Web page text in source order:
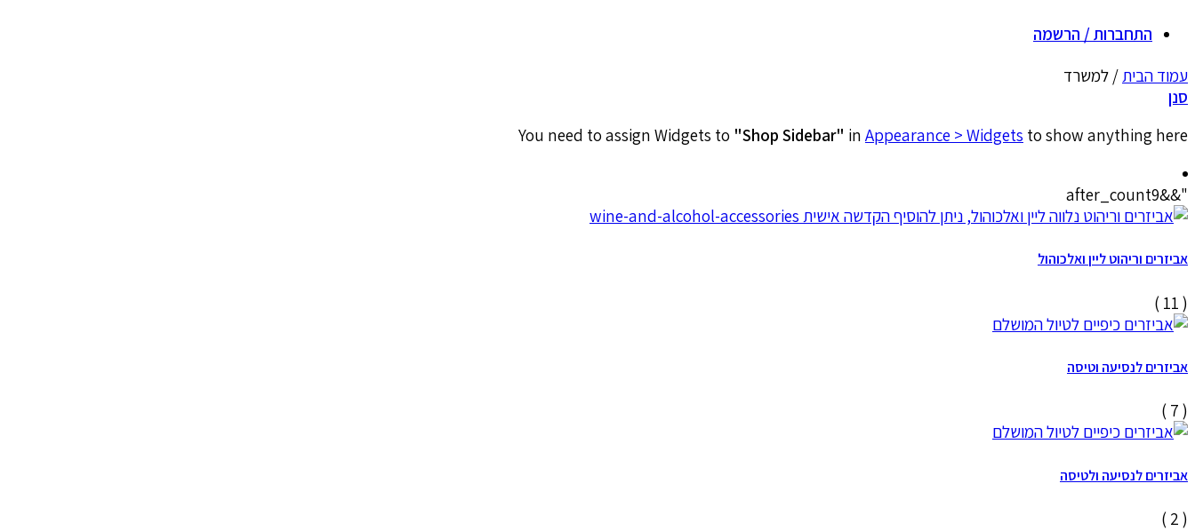
התחברות / הרשמה
עמוד הבית/ למשרד
סנן
You need to assign Widgets to "Shop Sidebar" in Appearance > Widgets to show anything here
"&&after_count9
אביזרים וריהוט ליין ואלכוהול
( 11 )
אביזרים לנסיעה וטיסה
( 7 )
אביזרים לנסיעה ולטיסה
( 2 )